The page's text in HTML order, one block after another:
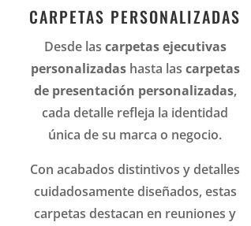
CARPETAS PERSONALIZADAS
Desde las carpetas ejecutivas
personalizadashasta las carpetas
de presentación personalizadas,
cada detalle refleja la identidad
única de su marca o negocio.
Con acabados distintivos y detalles
cuidadosamente diseñados, estas
carpetas destacan en reuniones y